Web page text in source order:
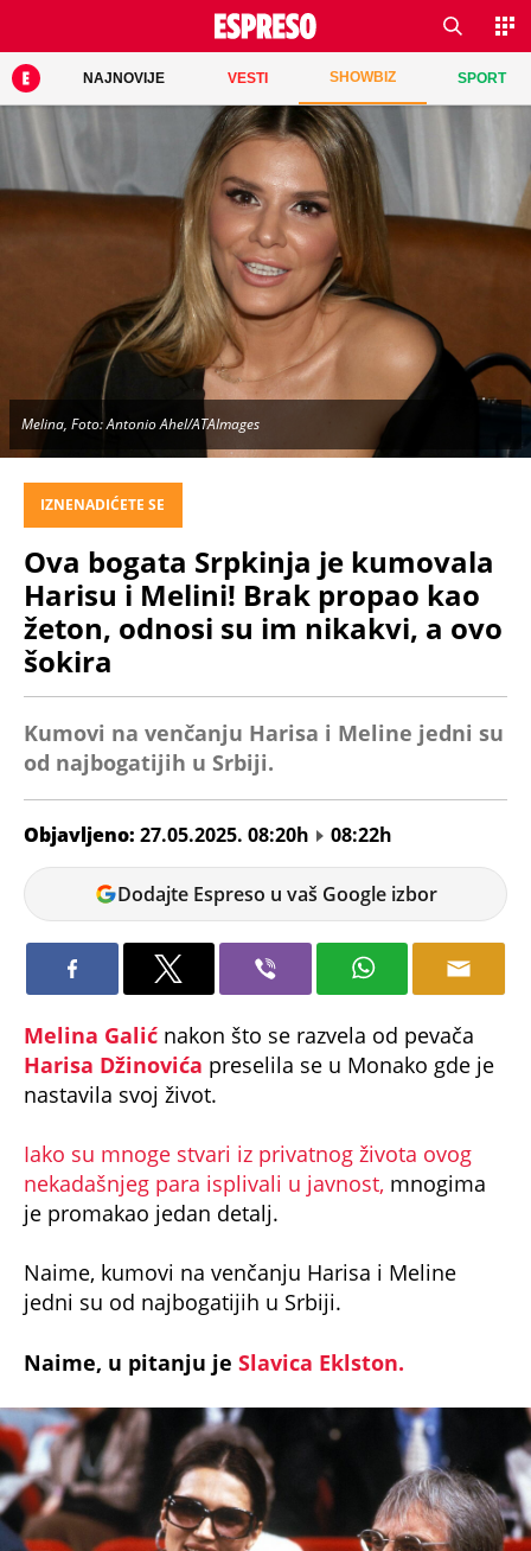
NAJNOVIJE VESTI SHOWBIZ SPORT
Melina, Foto: Antonio Ahel/ATAImages
IZNENADIĆETE SE
Ova bogata Srpkinja je kumovala
Harisu i Melini! Brak propao kao
žeton, odnosi su im nikakvi, a ovo
šokira
Kumovi na venčanju Harisa i Meline jedni su
od najbogatijih u Srbiji.
Objavljeno: 27.05.2025. 08:20h
08:22h
Vanja
Pejić
Dodajte Espreso u vaš Google izbor
Melina Galić nakon što se razvela od pevača
Harisa Džinovića preselila se u Monako gde je
nastavila svoj život.
Iako su mnoge stvari iz privatnog života ovog
nekadašnjeg para isplivali u javnost, mnogima
je promakao jedan detalj.
Naime, kumovi na venčanju Harisa i Meline
jedni su od najbogatijih u Srbiji.
Naime, u pitanju je Slavica Eklston.